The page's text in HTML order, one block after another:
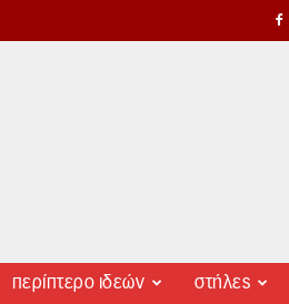
περίπτερο ιδεών στήλες